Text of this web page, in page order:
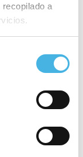
a
y nosotros y
cambio”.
para
por el
atletismo
del Luis